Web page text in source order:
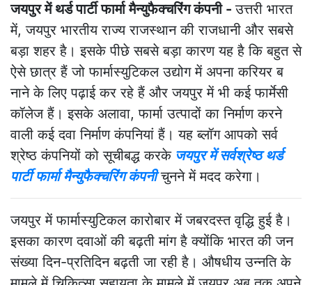
जयपुर में थर्ड पार्टी फार्मा मैन्युफैक्चरिंग कंपनी -उत्तरी भारत
में, जयपुर भारतीय राज्य राजस्थान की राजधानी और सबसे
बड़ा शहर है। इसके पीछे सबसे बड़ा कारण यह है कि बहुत से
ऐसे छात्र हैं जो फार्मास्युटिकल उद्योग में अपना करियर ब
नाने के लिए पढ़ाई कर रहे हैं और जयपुर में भी कई फार्मेसी
कॉलेज हैं। इसके अलावा, फार्मा उत्पादों का निर्माण करने
वाली कई दवा निर्माण कंपनियां हैं। यह ब्लॉग आपको सर्व
श्रेष्ठ कंपनियों को सूचीबद्ध करकेजयपुर में सर्वश्रेष्ठ थर्ड
पार्टी फार्मा मैन्युफैक्चरिंग कंपनीचुनने में मदद करेगा।
जयपुर में फार्मास्युटिकल कारोबार में जबरदस्त वृद्धि हुई है।
इसका कारण दवाओं की बढ़ती मांग है क्योंकि भारत की जन
संख्या दिन-प्रतिदिन बढ़ती जा रही है। औषधीय उन्नति के